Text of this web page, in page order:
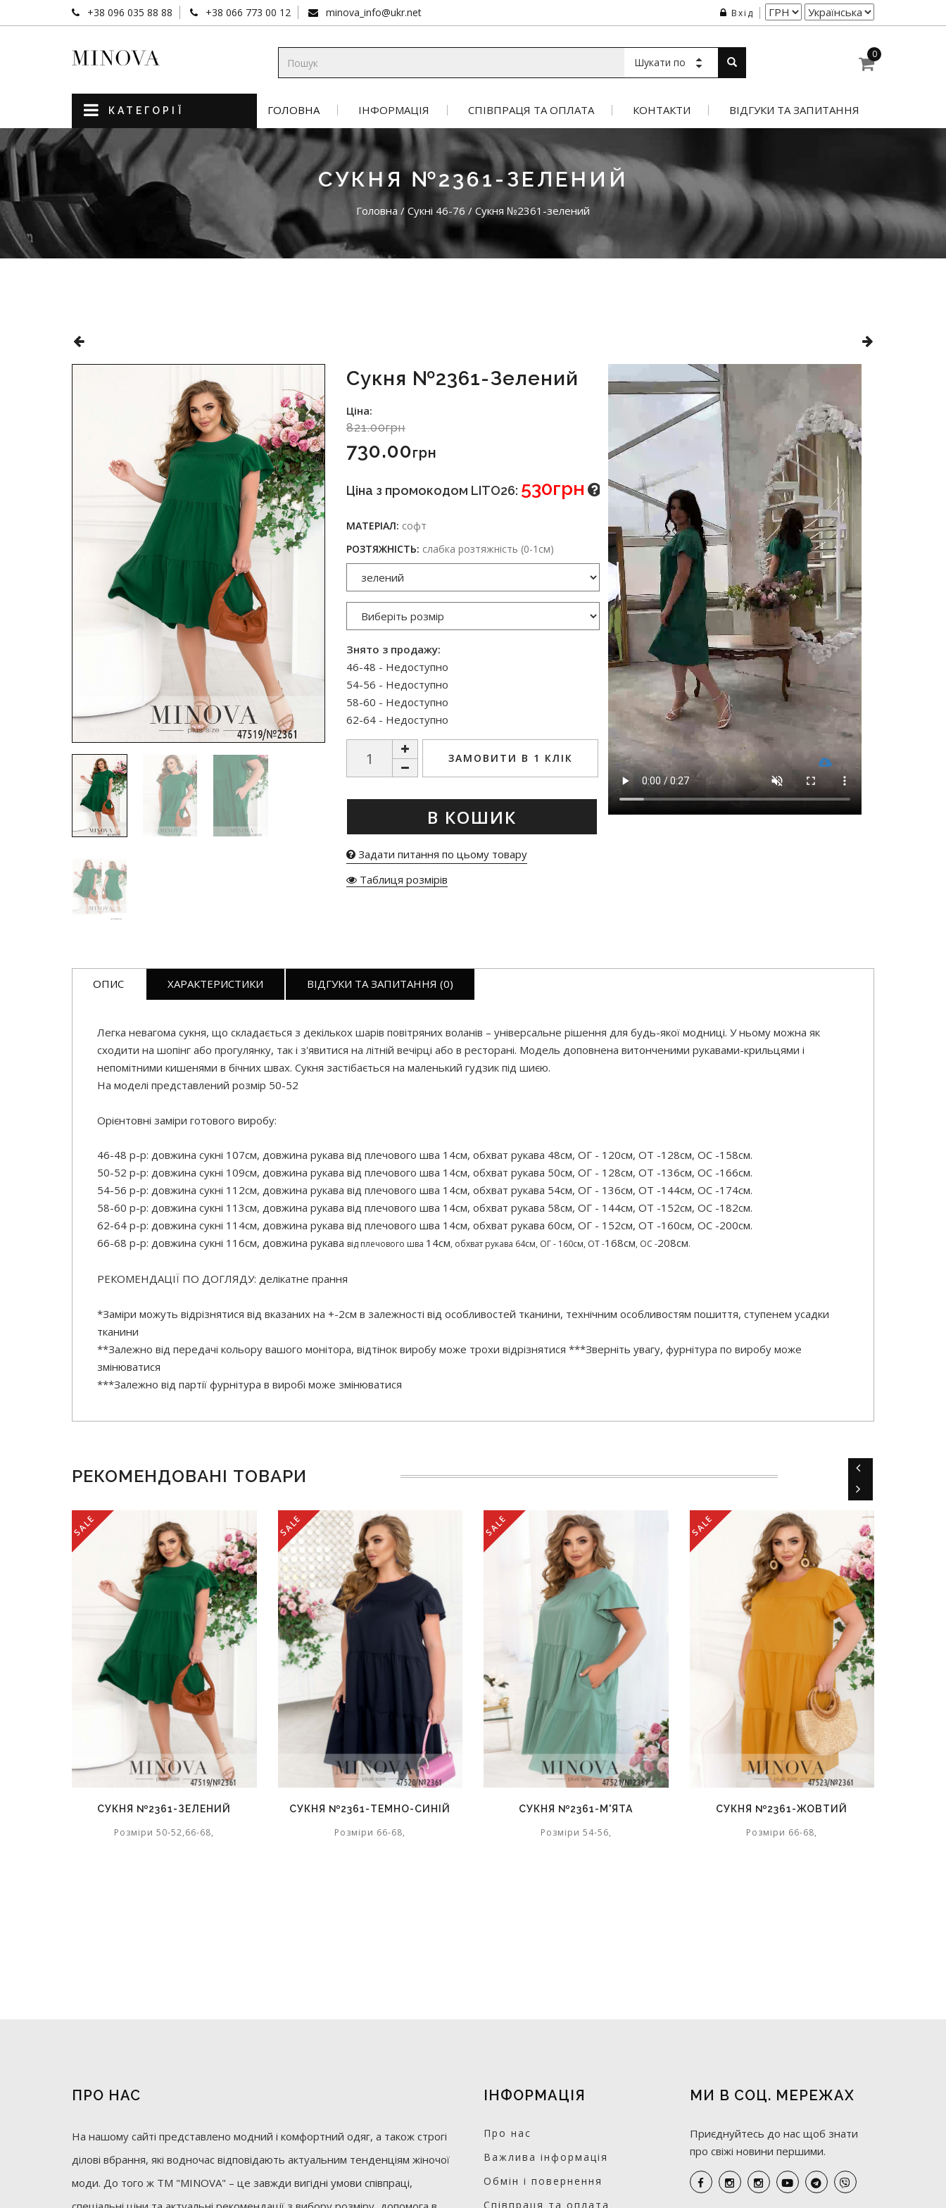
+38 096 035 88 88 +38 066 773 00 12 minova_info@ukr.net Вхід
Шукати по
0
КАТЕГОРІЇ ГОЛОВНА ІНФОРМАЦІЯ СПІВПРАЦЯ ТА ОПЛАТА КОНТАКТИ ВІДГУКИ ТА ЗАПИТАННЯ
СУКНЯ №2361-ЗЕЛЕНИЙ
Головна / Сукні 46-76 / Сукня №2361-зелений
Сукня №2361-Зелений
Ціна:
821.00грн
730.00Грн
Ціна з промокодом LITO26: 530грн
МАТЕРІАЛ: софт
РОЗТЯЖНІСТЬ: слабка розтяжність (0-1см)
Знято з продажу:
46-48 - Недоступно
54-56 - Недоступно
58-60 - Недоступно
62-64 - Недоступно
ЗАМОВИТИ В 1 КЛІК
В КОШИК
Задати питання по цьому товару
Таблиця розмірів
ОПИС ХАРАКТЕРИСТИКИ ВІДГУКИ ТА ЗАПИТАННЯ (0)
Легка невагома сукня, що складається з декількох шарів повітряних воланів – універсальне рішення для будь-якої модниці. У ньому можна як
сходити на шопінг або прогулянку, так і з'явитися на літній вечірці або в ресторані. Модель доповнена витонченими рукавами-крильцями і
непомітними кишенями в бічних швах. Сукня застібається на маленький гудзик під шиєю.
На моделі представлений розмір 50-52
Орієнтовні заміри готового виробу:
46-48 р-р: довжина сукні 107см, довжина рукава від плечового шва 14см, обхват рукава 48см, ОГ - 120см, ОТ -128см, OC -158см.
50-52 р-р: довжина сукні 109см, довжина рукава від плечового шва 14см, обхват рукава 50см, ОГ - 128см, ОТ -136см, OC -166см.
54-56 р-р: довжина сукні 112см, довжина рукава від плечового шва 14см, обхват рукава 54см, ОГ - 136см, ОТ -144см, OC -174см.
58-60 р-р: довжина сукні 113см, довжина рукава від плечового шва 14см, обхват рукава 58см, ОГ - 144см, ОТ -152см, OC -182см.
62-64 р-р: довжина сукні 114см, довжина рукава від плечового шва 14см, обхват рукава 60см, ОГ - 152см, ОТ -160см, OC -200см.
66-68 р-р: довжина сукні 116см, довжина рукава від плечового шва 14см, обхват рукава 64см, ОГ - 160см, ОТ -168см, OC -208см.
РЕКОМЕНДАЦІЇ ПО ДОГЛЯДУ: делікатне прання
*Заміри можуть відрізнятися від вказаних на +-2см в залежності від особливостей тканини, технічним особливостям пошиття, ступенем усадки
тканини
**Залежно від передачі кольору вашого монітора, відтінок виробу може трохи відрізнятися ***Зверніть увагу, фурнітура по виробу може
змінюватися
***Залежно від партії фурнітура в виробі може змінюватися
РЕКОМЕНДОВАНІ ТОВАРИ
SALE
СУКНЯ №2361-ЗЕЛЕНИЙ
Розміри 50-52,66-68,
SALE
СУКНЯ №2361-ТЕМНО-СИНІЙ
Розміри 66-68,
SALE
СУКНЯ №2361-М'ЯТА
Розміри 54-56,
SALE
СУКНЯ №2361-ЖОВТИЙ
Розміри 66-68,
ПРО НАС
На нашому сайті представлено модний і комфортний одяг, а також строгі
ділові вбрання, які водночас відповідають актуальним тенденціям жіночої
моди. До того ж ТМ "MINOVA" – це завжди вигідні умови співпраці,
ІНФОРМАЦІЯ
Про нас
Важлива інформація
Обмін і повернення
Співпраця та оплата
МИ В СОЦ. МЕРЕЖАХ
Приєднуйтесь до нас щоб знати
про свіжі новини першими.